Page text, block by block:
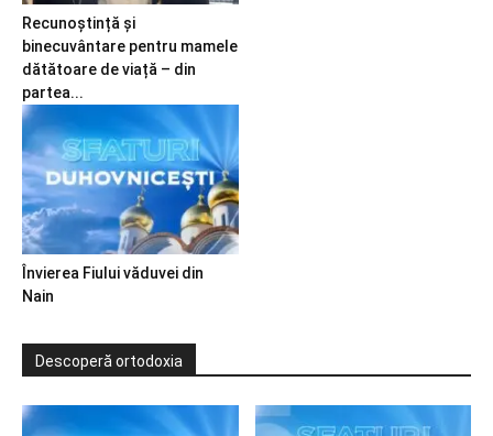
Recunoștință și
binecuvântare pentru mamele
dătătoare de viață – din
partea...
Învierea Fiului văduvei din
Nain
Descoperă ortodoxia